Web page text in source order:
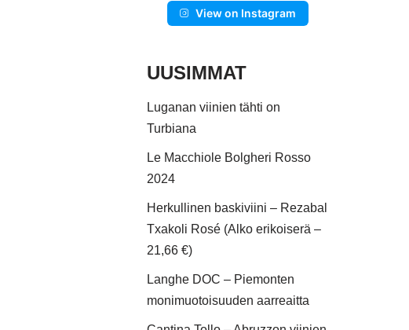
View on Instagram
UUSIMMAT
Luganan viinien tähti on
Turbiana
Le Macchiole Bolgheri Rosso
2024
Herkullinen baskiviini – Rezabal
Txakoli Rosé (Alko erikoiserä –
21,66 €)
Langhe DOC – Piemonten
monimuotoisuuden aarreaitta